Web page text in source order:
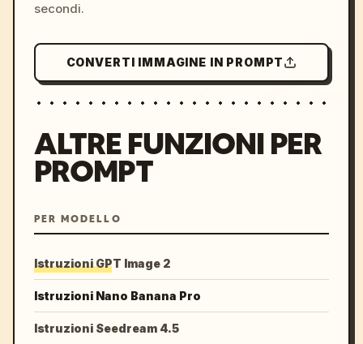
secondi.
CONVERTI IMMAGINE IN PROMPT
ALTRE FUNZIONI PER
PROMPT
PER MODELLO
Istruzioni GPT Image 2
Istruzioni Nano Banana Pro
Istruzioni Seedream 4.5